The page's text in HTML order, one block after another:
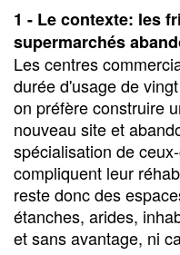
1 - Le contexte: les
supermarchés
Les centres
durée d'usage de
on préfère construire
nouveau site et
spécialisation de
compliquent leur
reste donc des
étanches, arides,
et sans avantage, ni